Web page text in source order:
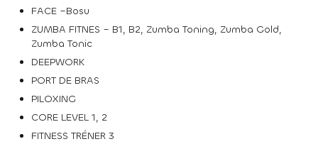
FACE –Bosu
ZUMBA FITNES – B1, B2, Zumba Toning, Zumba Gold,
Zumba Tonic
DEEPWORK
PORT DE BRAS
PILOXING
CORE LEVEL 1, 2
FITNESS TRÉNER 3